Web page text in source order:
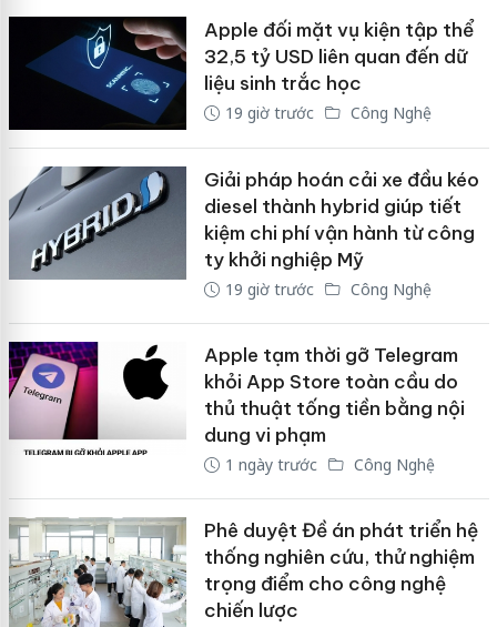
Apple đối mặt vụ kiện tập thể
32,5 tỷ USD liên quan đến dữ
liệu sinh trắc học
19 giờ trước Công Nghệ
Giải pháp hoán cải xe đầu kéo
diesel thành hybrid giúp tiết
kiệm chi phí vận hành từ công
ty khởi nghiệp Mỹ
19 giờ trước Công Nghệ
Apple tạm thời gỡ Telegram
khỏi App Store toàn cầu do
thủ thuật tống tiền bằng nội
dung vi phạm
1 ngày trước Công Nghệ
Phê duyệt Đề án phát triển hệ
thống nghiên cứu, thử nghiệm
trọng điểm cho công nghệ
chiến lược